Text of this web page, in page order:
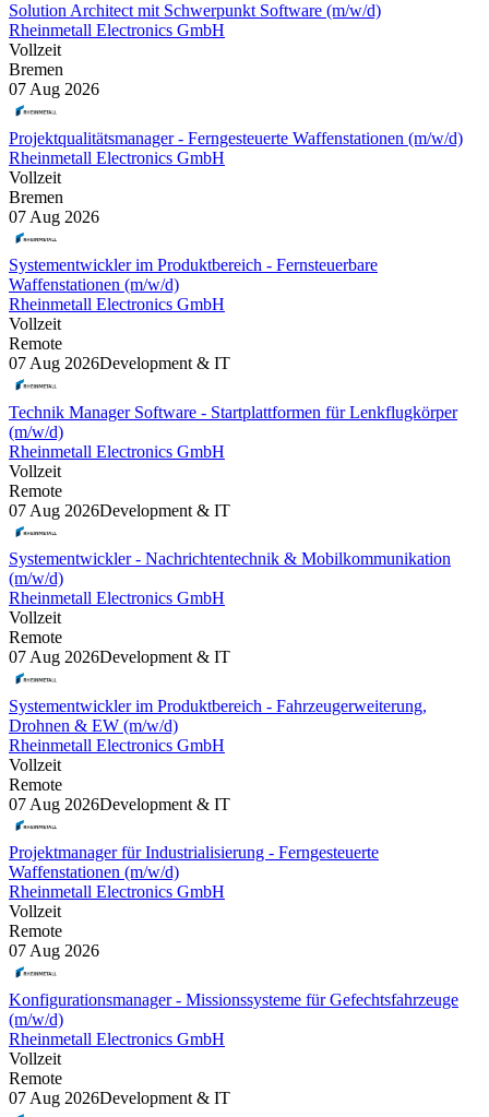
Solution Architect mit Schwerpunkt Software (m/w/d)
Rheinmetall Electronics GmbH
Vollzeit
Bremen
07 Aug 2026
Projektqualitätsmanager - Ferngesteuerte Waffenstationen (m/w/d)
Rheinmetall Electronics GmbH
Vollzeit
Bremen
07 Aug 2026
Systementwickler im Produktbereich - Fernsteuerbare
Waffenstationen (m/w/d)
Rheinmetall Electronics GmbH
Vollzeit
Remote
07 Aug 2026Development & IT
Technik Manager Software - Startplattformen für Lenkflugkörper
(m/w/d)
Rheinmetall Electronics GmbH
Vollzeit
Remote
07 Aug 2026Development & IT
Systementwickler - Nachrichtentechnik & Mobilkommunikation
(m/w/d)
Rheinmetall Electronics GmbH
Vollzeit
Remote
07 Aug 2026Development & IT
Systementwickler im Produktbereich - Fahrzeugerweiterung,
Drohnen & EW (m/w/d)
Rheinmetall Electronics GmbH
Vollzeit
Remote
07 Aug 2026Development & IT
Projektmanager für Industrialisierung - Ferngesteuerte
Waffenstationen (m/w/d)
Rheinmetall Electronics GmbH
Vollzeit
Remote
07 Aug 2026
Konfigurationsmanager - Missionssysteme für Gefechtsfahrzeuge
(m/w/d)
Rheinmetall Electronics GmbH
Vollzeit
Remote
07 Aug 2026Development & IT